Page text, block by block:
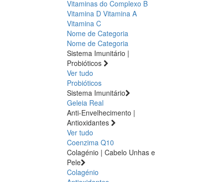
Vitaminas do Complexo B
Vitamina D Vitamina A
Vitamina C
Nome de Categoria
Nome de Categoria
Sistema Imunitário |
Probióticos
Ver tudo
Probióticos
Sistema Imunitário
Geleia Real
Anti-Envelhecimento |
Antioxidantes
Ver tudo
Coenzima Q10
Colagénio | Cabelo Unhas e
Pele
Colagénio